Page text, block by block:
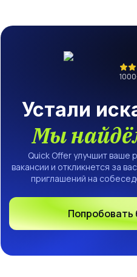
1000
Устали
Мы
Quick Offer улучшит
вакансии и откликнется за
приглашений на
Попробовать